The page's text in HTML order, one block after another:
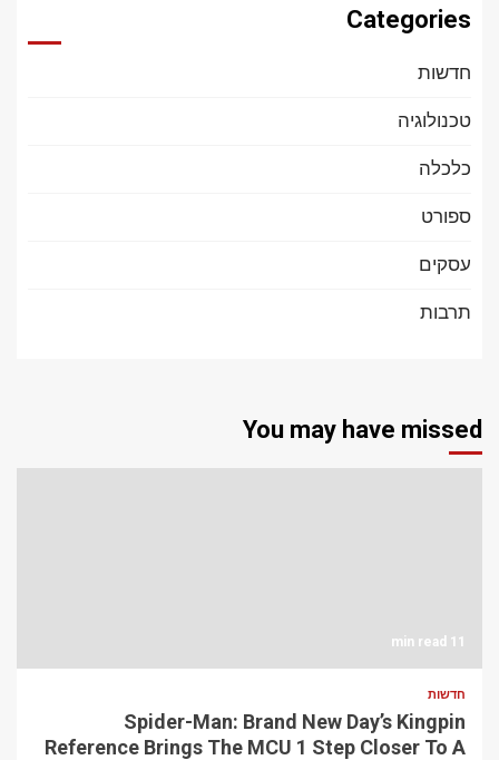
Categories
חדשות
טכנולוגיה
כלכלה
ספורט
עסקים
תרבות
You may have missed
11 min read
חדשות
Spider-Man: Brand New Day’s Kingpin
Reference Brings The MCU 1 Step Closer To A